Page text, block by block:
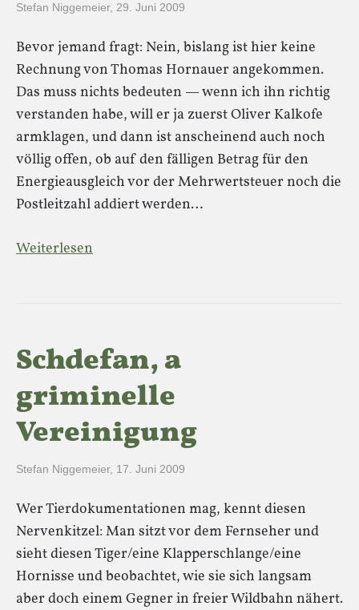
Stefan Niggemeier, 29. Juni 2009
Bevor jemand fragt: Nein, bislang ist hier keine
Rechnung von Thomas Hornauer angekommen.
Das muss nichts bedeuten — wenn ich ihn richtig
verstanden habe, will er ja zuerst Oliver Kalkofe
armklagen, und dann ist anscheinend auch noch
völlig offen, ob auf den fälligen Betrag für den
Energieausgleich vor der Mehrwertsteuer noch die
Postleitzahl addiert werden…
Weiterlesen
Schdefan, a
griminelle
Vereinigung
Stefan Niggemeier, 17. Juni 2009
Wer Tierdokumentationen mag, kennt diesen
Nervenkitzel: Man sitzt vor dem Fernseher und
sieht diesen Tiger/eine Klapperschlange/eine
Hornisse und beobachtet, wie sie sich langsam
aber doch einem Gegner in freier Wildbahn nähert.